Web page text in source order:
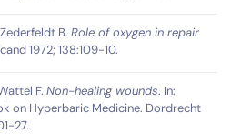
B. Role of oxygen in repair
1972; 138:109-10.
F. Non-healing wounds. In:
on Hyperbaric Medicine. Dordrecht
27.